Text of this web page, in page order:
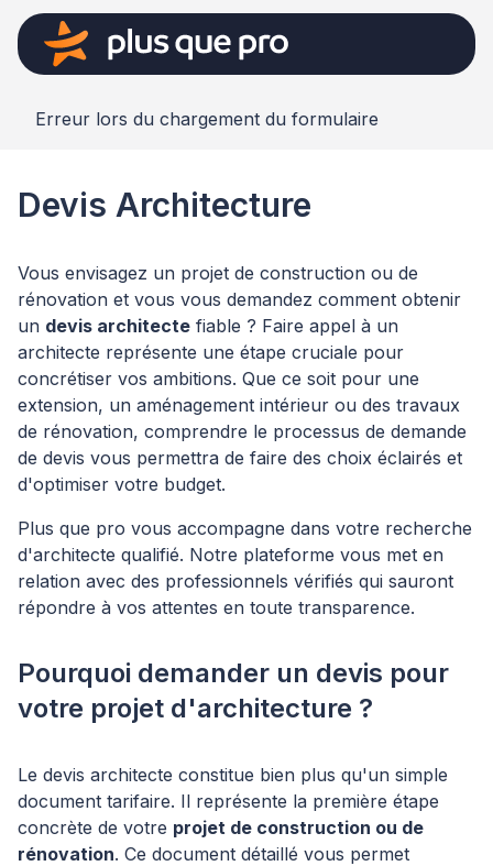
Erreur lors du chargement du formulaire
Devis Architecture
Vous envisagez un projet de construction ou de
rénovation et vous vous demandez comment obtenir
un devis architecte fiable ? Faire appel à un
architecte représente une étape cruciale pour
concrétiser vos ambitions. Que ce soit pour une
extension, un aménagement intérieur ou des travaux
de rénovation, comprendre le processus de demande
de devis vous permettra de faire des choix éclairés et
d'optimiser votre budget.
Plus que pro vous accompagne dans votre recherche
d'architecte qualifié. Notre plateforme vous met en
relation avec des professionnels vérifiés qui sauront
répondre à vos attentes en toute transparence.
Pourquoi demander un devis pour
votre projet d'architecture ?
Le devis architecte constitue bien plus qu'un simple
document tarifaire. Il représente la première étape
concrète de votre projet de construction ou de
rénovation. Ce document détaillé vous permet